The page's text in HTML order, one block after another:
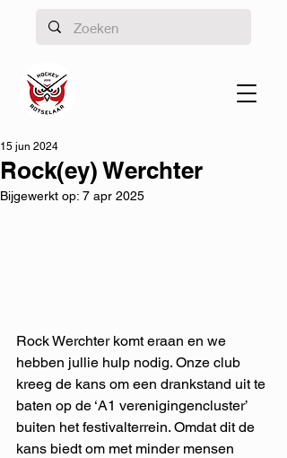
Rock(ey) Werchter
15 jun 2024
Bijgewerkt op: 7 apr 2025
Rock Werchter komt eraan en we
hebben jullie hulp nodig. Onze club
kreeg de kans om een drankstand uit te
baten op de ‘A1 verenigingencluster’
buiten het festivalterrein. Omdat dit de
kans biedt om met minder mensen